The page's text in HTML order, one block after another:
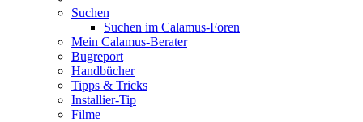
Suchen
Suchen im Calamus-Foren
Mein Calamus-Berater
Bugreport
Handbücher
Tipps & Tricks
Installier-Tip
Filme